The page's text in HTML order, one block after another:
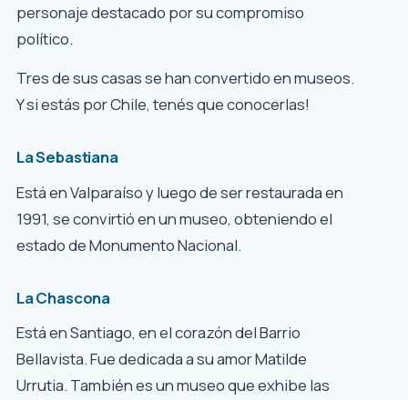
personaje destacado por su compromiso
político.
Tres de sus casas se han convertido en museos.
Y si estás por Chile, tenés que conocerlas!
La Sebastiana
Está en Valparaíso y luego de ser restaurada en
1991, se convirtió en un museo, obteniendo el
estado de Monumento Nacional.
La Chascona
Está en Santiago, en el corazón del Barrio
Bellavista. Fue dedicada a su amor Matilde
Urrutia. También es un museo que exhibe las